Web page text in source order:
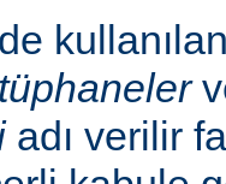
adı verilir